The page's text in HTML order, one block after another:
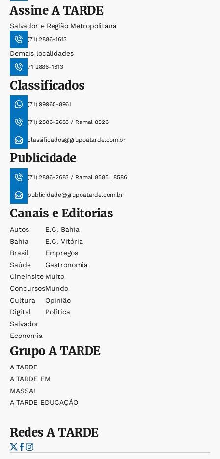
AssineA TARDE
Salvador e Região Metropolitana
(71) 2886-1613
Demais localidades
71 2886-1613
Classificados
(71) 99965-8961
(71) 2886-2683 / Ramal 8526
classificados@grupoatarde.com.br
Publicidade
(71) 2886-2683 / Ramal 8585 | 8586
publicidade@grupoatarde.com.br
Canais e Editorias
Autos
Bahia
Brasil
Saúde
Cineinsite
Concursos
Cultura
Digital
Salvador
Economia
E.c. Bahia
E.c. Vitória
Empregos
Gastronomia
Muito
Mundo
Opinião
Política
GrupoA TARDE
A TARDE
A TARDE FM
MASSA!
A TARDE EDUCAÇÃO
RedesA TARDE